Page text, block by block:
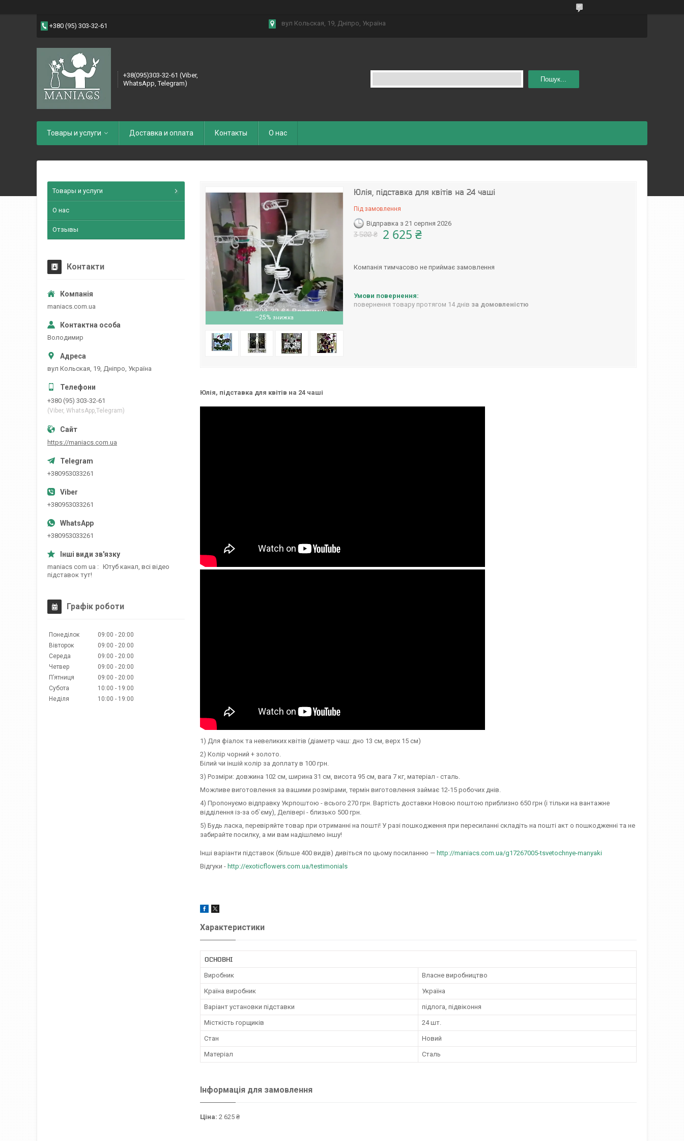
+380 (95) 303-32-61 вул Кольская, 19, Дніпро, Україна
+38(095)303-32-61 (Viber,
WhatsApp, Telegram)
Пошук...
Товары и услуги Доставка и оплата Контакты О нас
–25%
Юлія, підставка для квітів на 24 чаші
Під замовлення
Відправка з 21 серпня 2026
3 500 ₴ 2 625 ₴
Компанія тимчасово не приймає замовлення
повернення товару протягом 14 днів за домовленістю
Юлія, підставка для квітів на 24 чаші
1) Для фіалок та невеликих квітів (діаметр чаш: дно 13 см, верх 15 см)
2) Колір чорний + золото.
Білий чи іншій колір за доплату в 100 грн.
3) Розміри: довжина 102 см, ширина 31 см, висота 95 см, вага 7 кг, матеріал - сталь.
Можливе виготовлення за вашими розмірами, термін виготовлення займає 12-15 робочих днів.
4) Пропонуємо відправку Укрпоштою - всього 270 грн. Вартість доставки Новою поштою приблизно 650 грн (і тільки на вантажне
відділення із-за об`єму), Делівері - близько 500 грн.
5) Будь ласка, перевіряйте товар при отриманні на пошті! У разі пошкодження при пересиланні складіть на пошті акт о пошкодженні та не
забирайте посилку, а ми вам надішлемо іншу!
Інші варіанти підставок (більше 400 видів) дивіться по цьому посиланню — http://maniacs.com.ua/g17267005-tsvetochnye-manyaki​
Відгуки - http://exoticflowers.com.ua/testimonials
Характеристики
ОСНОВНІ
Виробник Власне виробництво
Країна виробник Україна
Варіант установки підставки підлога, підвіконня
Місткість горщиків 24 шт.
Стан Новий
Матеріал Сталь
Інформація для замовлення
Ціна: 2 625 ₴
Товары и услуги
О нас
Отзывы
Контакти
maniacs.com.ua
Володимир
вул Кольская, 19, Дніпро, Україна
+380 (95) 303-32-61
(Viber, WhatsApp,Telegram)
https://maniacs.com.ua
+380953033261
+380953033261
+380953033261
maniacs com ua
Ютуб канал, всі відео
підставок тут!
Графік роботи
Понеділок 09:00
20:00
Вівторок
09:00
20:00
Середа
09:00
20:00
Четвер
09:00
20:00
Пʼятниця
09:00
20:00
Субота
10:00
19:00
Неділя
10:00 19:00